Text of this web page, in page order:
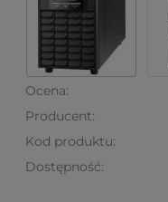
Ocena:
Producent:
Kod produktu:
Dostępność: